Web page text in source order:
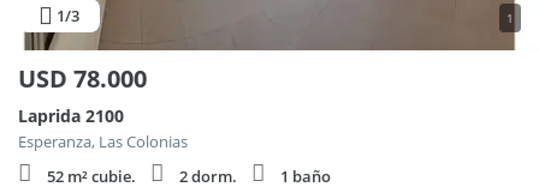
1/3 1
USD 78.000
Laprida 2100
Esperanza, Las Colonias
52 m² cubie.
2 dorm.
1 baño